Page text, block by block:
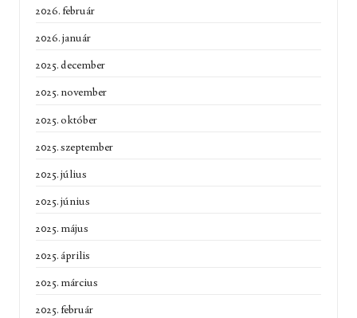
2026. február
2026. január
2025. december
2025. november
2025. október
2025. szeptember
2025. július
2025. június
2025. május
2025. április
2025. március
2025. február